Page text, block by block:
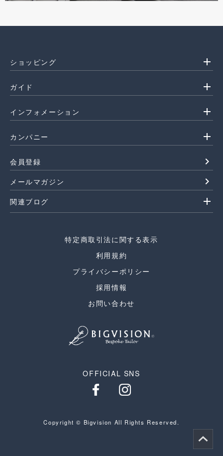
ショッピング add
ガイド add
インフォメーション add
カンパニー add
会員登録 navigate_next
メールマガジン navigate_next
関連ブログ add
特定商取引法に関する表示
利用規約
プライバシーポリシー
採用情報
お問い合わせ
OFFICIAL SNS
Copyright © Bigvision All Rights Reserved.